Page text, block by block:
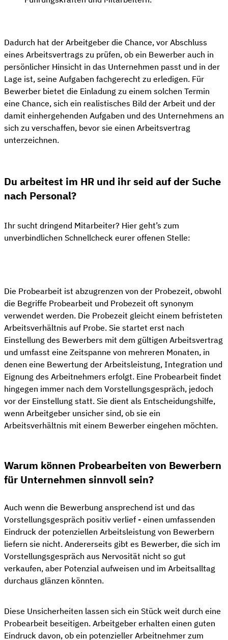
Dadurch hat der Arbeitgeber die Chance, vor Abschluss
eines Arbeitsvertrags zu prüfen, ob ein Bewerber auch in
persönlicher Hinsicht in das Unternehmen passt und in der
Lage ist, seine Aufgaben fachgerecht zu erledigen. Für
Bewerber bietet die Einladung zu einem solchen Termin
eine Chance, sich ein realistisches Bild der Arbeit und der
damit einhergehenden Aufgaben und des Unternehmens an
sich zu verschaffen, bevor sie einen Arbeitsvertrag
unterzeichnen.
Du arbeitest im HR und ihr seid auf der Suche
nach Personal?
Ihr sucht dringend Mitarbeiter? Hier geht’s zum
unverbindlichen Schnellcheck eurer offenen Stelle:
Die Probearbeit ist abzugrenzen von der Probezeit, obwohl
die Begriffe Probearbeit und Probezeit oft synonym
verwendet werden. Die Probezeit gleicht einem befristeten
Arbeitsverhältnis auf Probe. Sie startet erst nach
Einstellung des Bewerbers mit dem gültigen Arbeitsvertrag
und umfasst eine Zeitspanne von mehreren Monaten, in
denen eine Bewertung der Arbeitsleistung, Integration und
Eignung des Arbeitnehmers erfolgt. Eine Probearbeit findet
hingegen immer nach dem Vorstellungsgespräch, jedoch
vor der Einstellung statt. Sie dient als Entscheidungshilfe,
wenn Arbeitgeber unsicher sind, ob sie ein
Arbeitsverhältnis mit einem Bewerber eingehen möchten.
Warum können Probearbeiten von Bewerbern
für Unternehmen sinnvoll sein?
Auch wenn die Bewerbung ansprechend ist und das
Vorstellungsgespräch positiv verlief - einen umfassenden
Eindruck der potenziellen Arbeitsleistung von Bewerbern
liefern sie nicht. Andererseits gibt es Bewerber, die sich im
Vorstellungsgespräch aus Nervosität nicht so gut
verkaufen, aber Potenzial aufweisen und im Arbeitsalltag
durchaus glänzen könnten.
Diese Unsicherheiten lassen sich ein Stück weit durch eine
Probearbeit beseitigen. Arbeitgeber erhalten einen guten
Eindruck davon, ob ein potenzieller Arbeitnehmer zum